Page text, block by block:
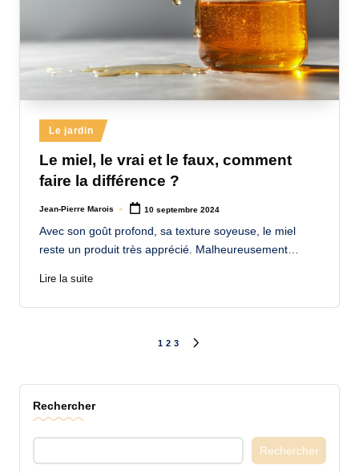
Posted
in
Le jardin
Le miel, le vrai et le faux, comment
faire la différence ?
Posted
Jean-Pierre Marois 10 septembre 2024
Avec son goût profond, sa texture soyeuse, le miel
reste un produit très apprécié. Malheureusement…
Lire la suite
des
publications
1 2 3
Rechercher
Rechercher